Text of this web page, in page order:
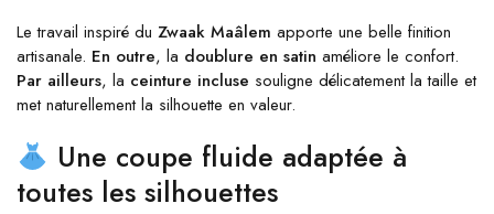
Le travail inspiré du Zwaak Maâlem apporte une belle finition
artisanale. En outre, la doublure en satin améliore le confort.
Par ailleurs, la ceinture incluse souligne délicatement la taille et
met naturellement la silhouette en valeur.
Une coupe fluide adaptée à
toutes les silhouettes